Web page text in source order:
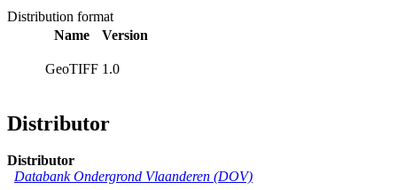
Distribution format
Name
Version
GeoTIFF 1.0
Distributor
Distributor
Databank Ondergrond Vlaanderen (DOV)